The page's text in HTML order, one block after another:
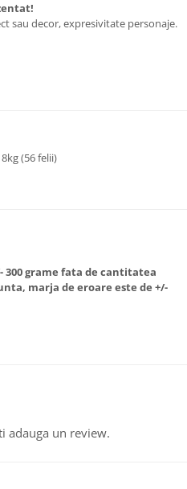
sau decor, expresivitate personaje.
8kg (56 felii)
grame fata de cantitatea
marja de eroare este de +/-
adauga un review.